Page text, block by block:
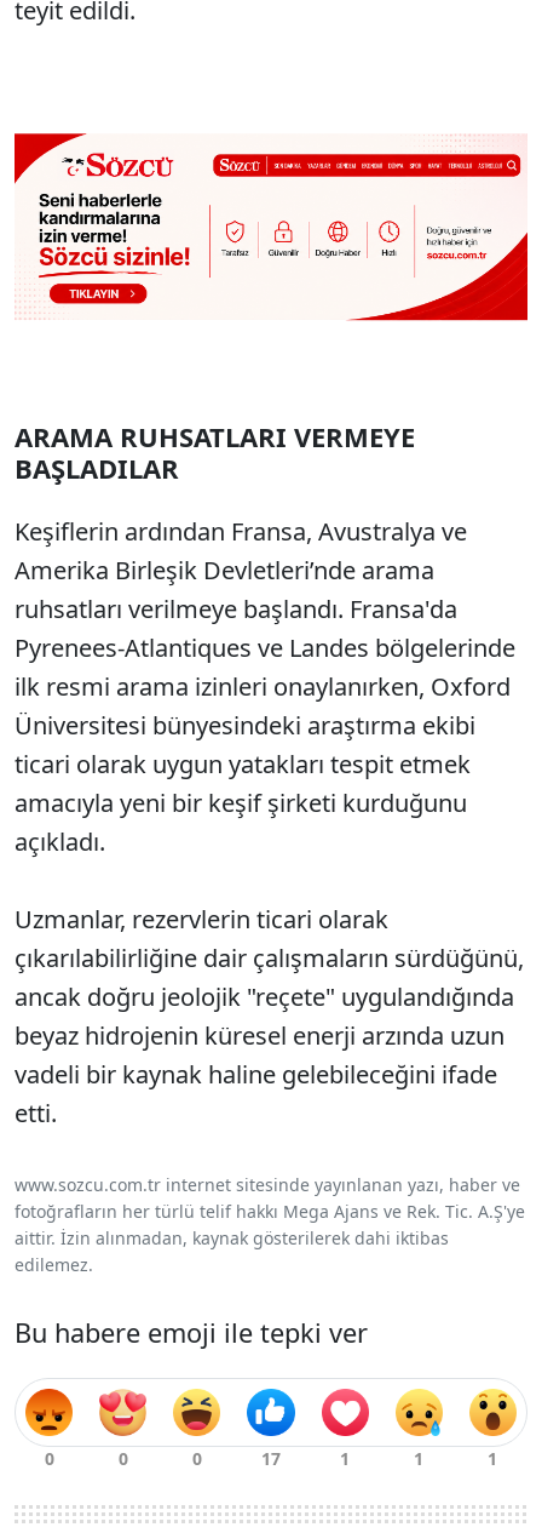
teyit edildi.
ARAMA RUHSATLARI VERMEYE
BAŞLADILAR
Keşiflerin ardından Fransa, Avustralya ve
Amerika Birleşik Devletleri’nde arama
ruhsatları verilmeye başlandı. Fransa'da
Pyrenees-Atlantiques ve Landes bölgelerinde
ilk resmi arama izinleri onaylanırken, Oxford
Üniversitesi bünyesindeki araştırma ekibi
ticari olarak uygun yatakları tespit etmek
amacıyla yeni bir keşif şirketi kurduğunu
açıkladı.
Uzmanlar, rezervlerin ticari olarak
çıkarılabilirliğine dair çalışmaların sürdüğünü,
ancak doğru jeolojik "reçete" uygulandığında
beyaz hidrojenin küresel enerji arzında uzun
vadeli bir kaynak haline gelebileceğini ifade
etti.
www.sozcu.com.tr internet sitesinde yayınlanan yazı, haber ve
fotoğrafların her türlü telif hakkı Mega Ajans ve Rek. Tic. A.Ş'ye
aittir. İzin alınmadan, kaynak gösterilerek dahi iktibas
edilemez.
Bu habere emoji ile tepki ver